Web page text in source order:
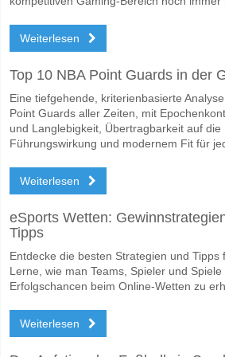
Ja für Beide Teams Erzielen, mit einem
Wofür ist die richtige
Auf der riskanten Seite, können Sie das
Weiterlesen
Top 10 NBA Point Guards in der
Eine tiefgehende, kriterienbasierte
Point Guards aller Zeiten, mit
und Langlebigkeit, Übertragbarkeit auf die
Führungswirkung und modernem Fit für
Weiterlesen
eSports Wetten:
Tipps
Entdecke die besten Strategien und Tipps
Lerne, wie man Teams, Spieler und
Erfolgschancen beim Online-Wetten zu
Weiterlesen